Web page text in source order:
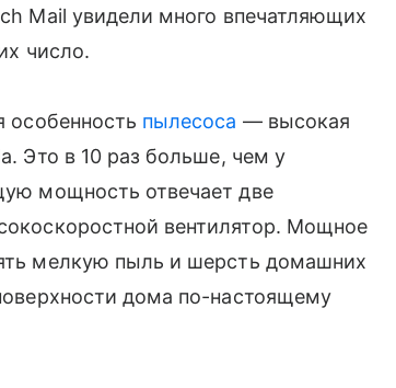
Mail увидели много впечатляющих
число.
особенность пылесоса — высокая
Это в 10 раз больше, чем у
мощность отвечает две
вентилятор. Мощное
мелкую пыль и шерсть домашних
дома по-настоящему